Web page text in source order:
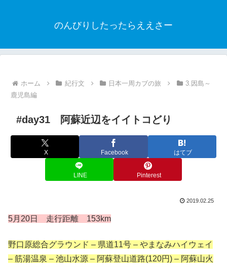
のんびりしたったらええさー
ホーム 紀行文 日本一周カブの旅
3.因島～
鹿児島編
#day31 阿蘇近辺をイイトコどり
X Facebook はてブ
LINE Pinterest
2019.02.25
5月20日 走行距離 153km
野口原総合グラウンド – 県道11号 – やまなみハイウェイ
– 筋湯温泉 – 池山水源 – 阿蘇登山道路(120円) – 阿蘇山火